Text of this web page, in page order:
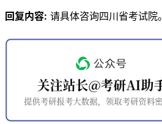
回复内容: 请具体咨询四川省考试院。